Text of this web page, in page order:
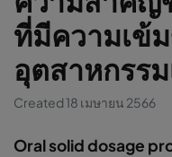
ที่มีความเข้
อุตสาหกรร
Created 18 เมษายน 2566
Oral solid dosage